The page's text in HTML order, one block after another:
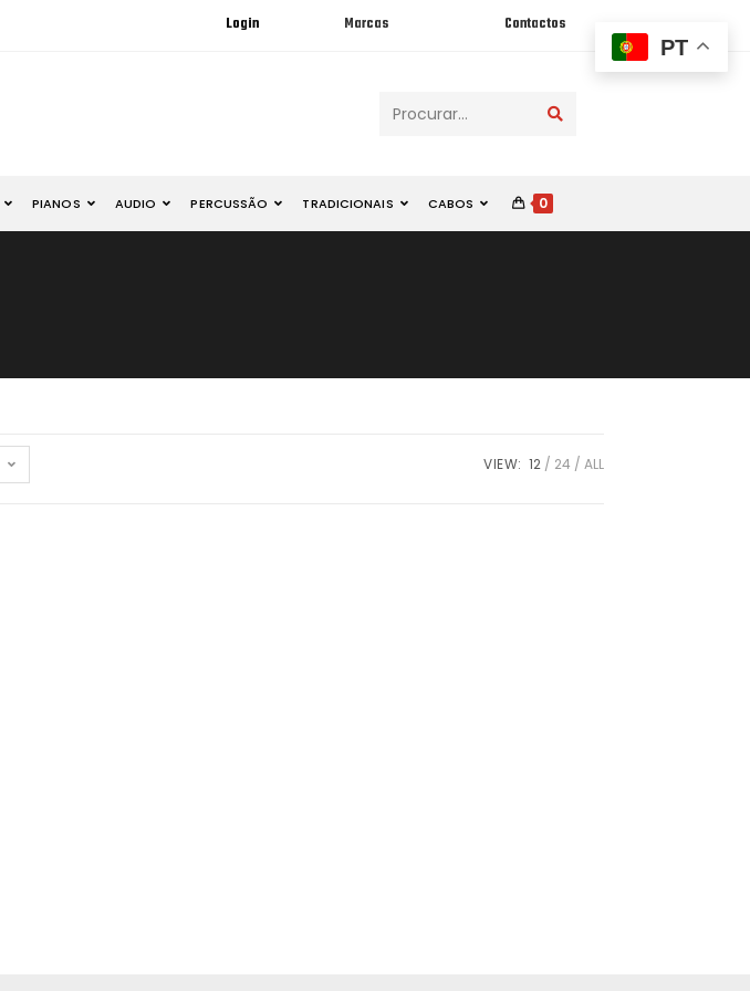
Login Marcas Contactos
Procurar...
PIANOS AUDIO PERCUSSÃO TRADICIONAIS CABOS 0
VIEW: 12 24 ALL
PT